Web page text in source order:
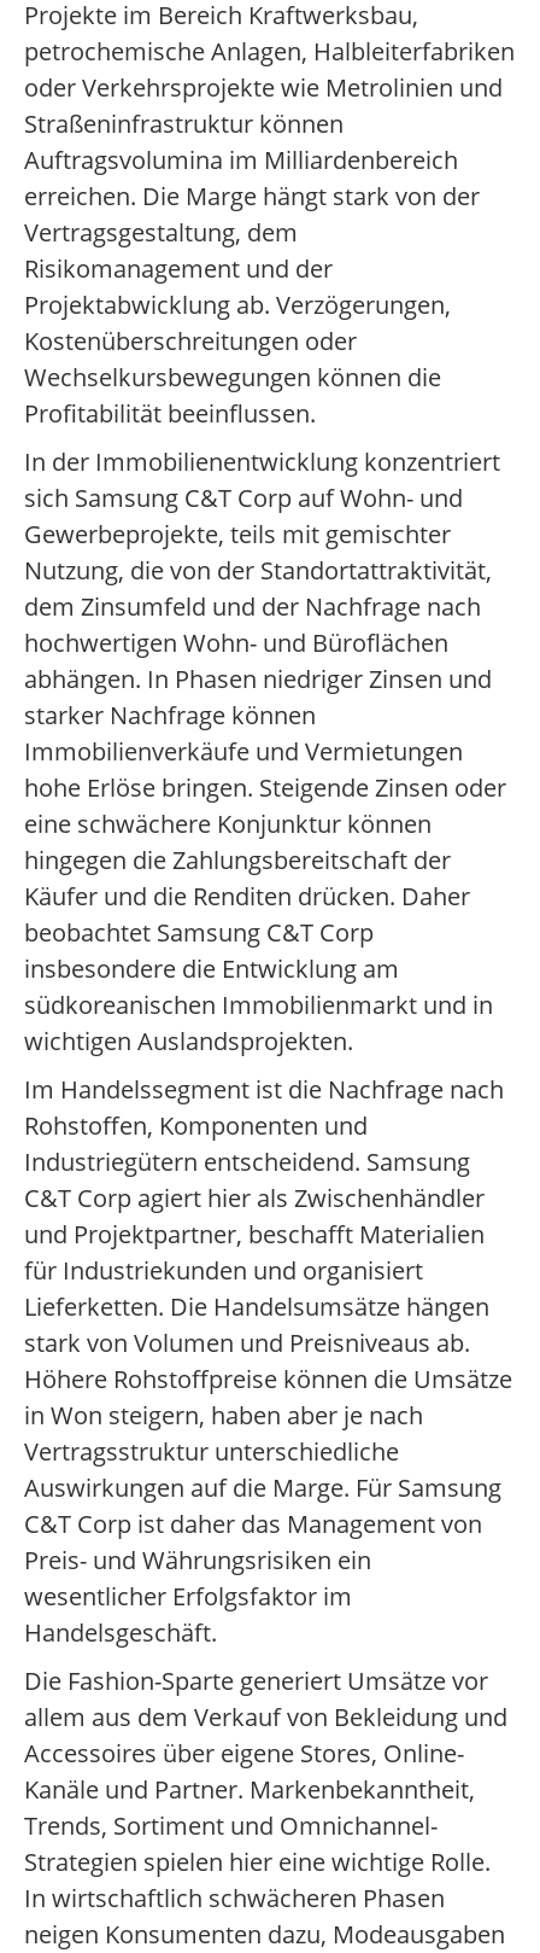
Projekte im Bereich Kraftwerksbau,
petrochemische Anlagen, Halbleiterfabriken
oder Verkehrsprojekte wie Metrolinien und
Straßeninfrastruktur können
Auftragsvolumina im Milliardenbereich
erreichen. Die Marge hängt stark von der
Vertragsgestaltung, dem
Risikomanagement und der
Projektabwicklung ab. Verzögerungen,
Kostenüberschreitungen oder
Wechselkursbewegungen können die
Profitabilität beeinflussen.
In der Immobilienentwicklung konzentriert
sich Samsung C&T Corp auf Wohn- und
Gewerbeprojekte, teils mit gemischter
Nutzung, die von der Standortattraktivität,
dem Zinsumfeld und der Nachfrage nach
hochwertigen Wohn- und Büroflächen
abhängen. In Phasen niedriger Zinsen und
starker Nachfrage können
Immobilienverkäufe und Vermietungen
hohe Erlöse bringen. Steigende Zinsen oder
eine schwächere Konjunktur können
hingegen die Zahlungsbereitschaft der
Käufer und die Renditen drücken. Daher
beobachtet Samsung C&T Corp
insbesondere die Entwicklung am
südkoreanischen Immobilienmarkt und in
wichtigen Auslandsprojekten.
Im Handelssegment ist die Nachfrage nach
Rohstoffen, Komponenten und
Industriegütern entscheidend. Samsung
C&T Corp agiert hier als Zwischenhändler
und Projektpartner, beschafft Materialien
für Industriekunden und organisiert
Lieferketten. Die Handelsumsätze hängen
stark von Volumen und Preisniveaus ab.
Höhere Rohstoffpreise können die Umsätze
in Won steigern, haben aber je nach
Vertragsstruktur unterschiedliche
Auswirkungen auf die Marge. Für Samsung
C&T Corp ist daher das Management von
Preis- und Währungsrisiken ein
wesentlicher Erfolgsfaktor im
Handelsgeschäft.
Die Fashion-Sparte generiert Umsätze vor
allem aus dem Verkauf von Bekleidung und
Accessoires über eigene Stores, Online-
Kanäle und Partner. Markenbekanntheit,
Trends, Sortiment und Omnichannel-
Strategien spielen hier eine wichtige Rolle.
In wirtschaftlich schwächeren Phasen
neigen Konsumenten dazu, Modeausgaben